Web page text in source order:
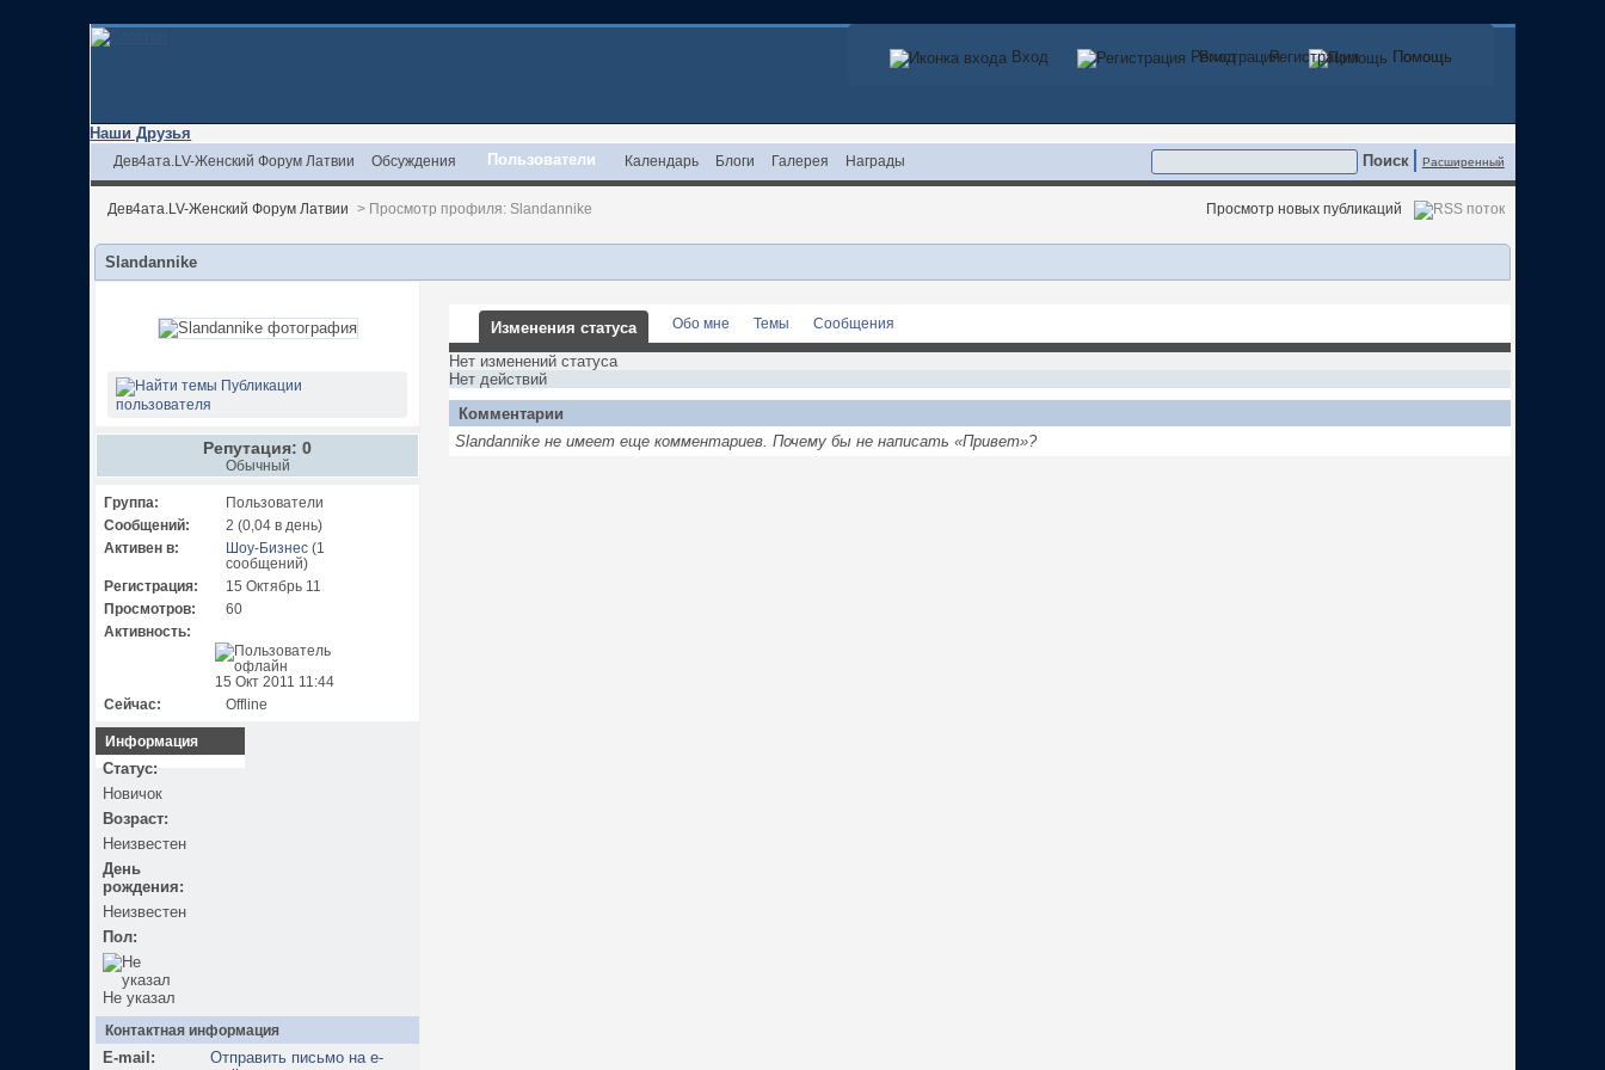
Вход Регистрация Помощь
Вход Регистрация Помощь
Наши Друзья
Расширенный
Дев4ата.LV-Женский Форум Латвии Обсуждения Пользователи Календарь Блоги Галерея Награды
Дев4ата.LV-Женский Форум Латвии > Просмотр профиля: Slandannike Просмотр новых публикаций
Slandannike
Публикации
пользователя
Репутация: 0
Обычный
Группа:
Пользователи
Сообщений:
2 (0,04 в день)
Активен в:
Шоу-Бизнес (1
сообщений)
Регистрация:
15 Октябрь 11
Просмотров:
60
Активность:
15 Окт 2011 11:44
Сейчас:
Offline
Информация
Статус:
Новичок
Возраст:
Неизвестен
День
рождения:
Неизвестен
Пол:
Не указал
Контактная информация
E-mail:
Отправить письмо на e-
Изменения статуса Обо мне Темы Сообщения
Нет изменений статуса
Нет действий
Комментарии
Slandannike не имеет еще комментариев. Почему бы не написать «Привет»?